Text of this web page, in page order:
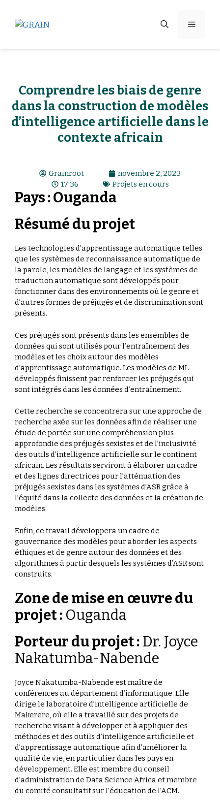
Comprendre les biais de genre
dans la construction de modèles
d’intelligence artificielle dans le
contexte africain
Grainroot
novembre 2, 2023
17:36
Projets en cours
Pays : Ouganda
Résumé du projet
Les technologies d’apprentissage automatique telles
que les systèmes de reconnaissance automatique de
la parole, les modèles de langage et les systèmes de
traduction automatique sont développés pour
fonctionner dans des environnements où le genre et
d’autres formes de préjugés et de discrimination sont
présents.
Ces préjugés sont présents dans les ensembles de
données qui sont utilisés pour l’entraînement des
modèles et les choix autour des modèles
d’apprentissage automatique. Les modèles de ML
développés finissent par renforcer les préjugés qui
sont intégrés dans les données d’entraînement.
Cette recherche se concentrera sur une approche de
recherche axée sur les données afin de réaliser une
étude de portée sur une compréhension plus
approfondie des préjugés sexistes et de l’inclusivité
des outils d’intelligence artificielle sur le continent
africain. Les résultats serviront à élaborer un cadre
et des lignes directrices pour l’atténuation des
préjugés sexistes dans les systèmes d’ASR grâce à
l’équité dans la collecte des données et la création de
modèles.
Enfin, ce travail développera un cadre de
gouvernance des modèles pour aborder les aspects
éthiques et de genre autour des données et des
algorithmes à partir desquels les systèmes d’ASR sont
construits.
Zone de mise en œuvre du
projet : Ouganda
Porteur du projet : Dr. Joyce
Nakatumba-Nabende
Joyce Nakatumba-Nabende est maître de
conférences au département d’informatique. Elle
dirige le laboratoire d’intelligence artificielle de
Makerere, où elle a travaillé sur des projets de
recherche visant à développer et à appliquer des
méthodes et des outils d’intelligence artificielle et
d’apprentissage automatique afin d’améliorer la
qualité de vie, en particulier dans les pays en
développement. Elle est membre du conseil
d’administration de Data Science Africa et membre
du comité consultatif sur l’éducation de l’ACM.